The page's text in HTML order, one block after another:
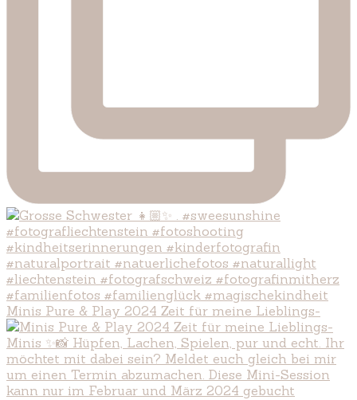
Minis Pure & Play 2024 Zeit für meine Lieblings-